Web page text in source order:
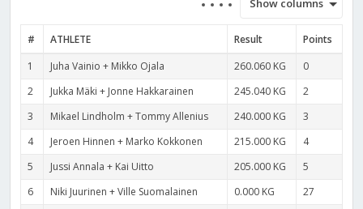
Show columns
# ATHLETE Result
Points
1
Juha Vainio + Mikko Ojala 260.060 KG
0
2
Jukka Mäki + Jonne Hakkarainen 245.040 KG
2
3
Mikael Lindholm + Tommy Allenius 240.000 KG
3
4
Jeroen Hinnen + Marko Kokkonen 215.000 KG
4
5
Jussi Annala + Kai Uitto 205.000 KG
5
6
Niki Juurinen + Ville Suomalainen 0.000 KG
27